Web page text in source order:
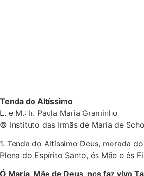
Tenda do Altíssimo
L. e M.: Ir. Paula Maria Graminho
© Instituto das Irmãs de Maria de
1. Tenda do Altíssimo Deus, morada
Plena do Espírito Santo, és Mãe e és
Ó Maria, Mãe de Deus, nos faz vivo